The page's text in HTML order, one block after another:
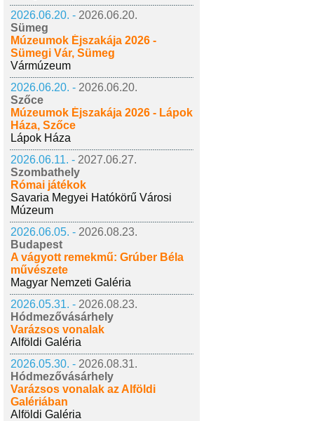
2026.06.20. - 2026.06.20.
Sümeg
Múzeumok Éjszakája 2026 -
Sümegi Vár, Sümeg
Vármúzeum
2026.06.20. - 2026.06.20.
Szőce
Múzeumok Éjszakája 2026 - Lápok
Háza, Szőce
Lápok Háza
2026.06.11. - 2027.06.27.
Szombathely
Római játékok
Savaria Megyei Hatókörű Városi
Múzeum
2026.06.05. - 2026.08.23.
Budapest
A vágyott remekmű: Grúber Béla
művészete
Magyar Nemzeti Galéria
2026.05.31. - 2026.08.23.
Hódmezővásárhely
Varázsos vonalak
Alföldi Galéria
2026.05.30. - 2026.08.31.
Hódmezővásárhely
Varázsos vonalak az Alföldi
Galériában
Alföldi Galéria